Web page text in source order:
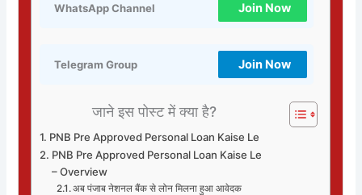
WhatsApp Channel Join Now
Telegram Group Join Now
जाने इस पोस्ट में क्या है?
PNB Pre Approved Personal Loan Kaise Le
PNB Pre Approved Personal Loan Kaise Le
– Overview
अब पंजाब नेशनल बैंक से लोन मिलना हुआ आवेदक